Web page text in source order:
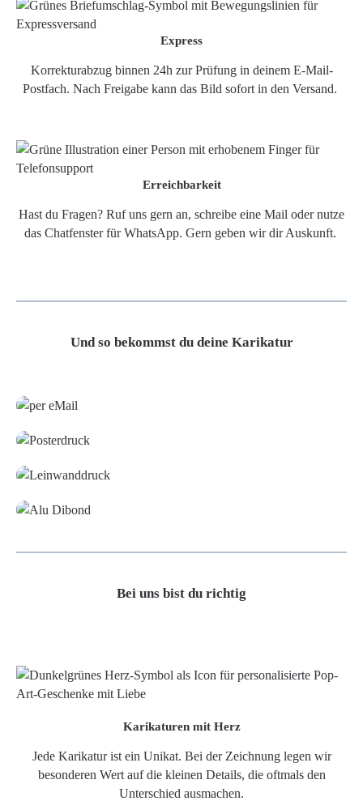
Express
Korrekturabzug binnen 24h zur Prüfung in deinem E-Mail-
Postfach. Nach Freigabe kann das Bild sofort in den Versand.
Erreichbarkeit
Hast du Fragen? Ruf uns gern an, schreibe eine Mail oder nutze
das Chatfenster für WhatsApp. Gern geben wir dir Auskunft.
Und so bekommst du deine Karikatur
Bei uns bist du richtig
Karikaturen mit Herz
Jede Karikatur ist ein Unikat. Bei der Zeichnung legen wir
besonderen Wert auf die kleinen Details, die oftmals den
Unterschied ausmachen.